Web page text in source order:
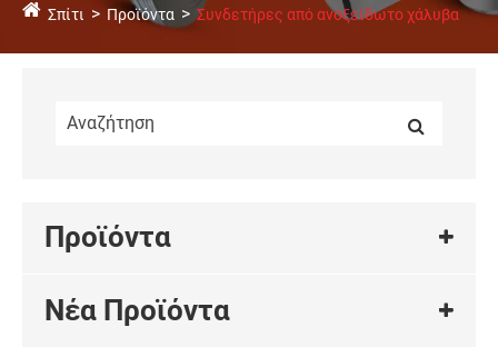
Σπίτι Προϊόντα Συνδετήρες από ανοξείδωτο χάλυβα
Προϊόντα
Νέα Προϊόντα